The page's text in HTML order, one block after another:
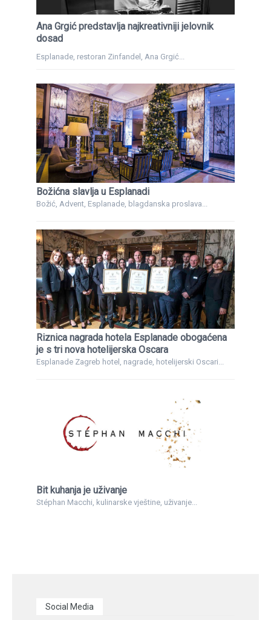
Ana Grgić predstavlja najkreativniji jelovnik
dosad
Esplanade, restoran Zinfandel, Ana Grgić...
Božićna slavlja u Esplanadi
Božić, Advent, Esplanade, blagdanska proslava...
Riznica nagrada hotela Esplanade obogaćena
je s tri nova hotelijerska Oscara
Esplanade Zagreb hotel, nagrade, hotelijerski Oscari...
Bit kuhanja je uživanje
Stéphan Macchi, kulinarske vještine, uživanje...
Social Media